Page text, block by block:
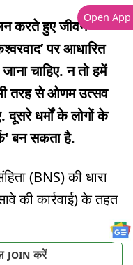
करते हुए जीवन
पर आधारित
चाहिए. न तो हमें
तरह से ओणम उत्सव
दूसरे धर्मों के लोगों के
बन सकता है.
(BNS) की धारा
की कार्रवाई) के तहत
JOIN करें
Open App